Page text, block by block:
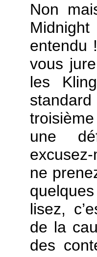
Non
entendu
vous
les
une
ne
lisez,
de la
des